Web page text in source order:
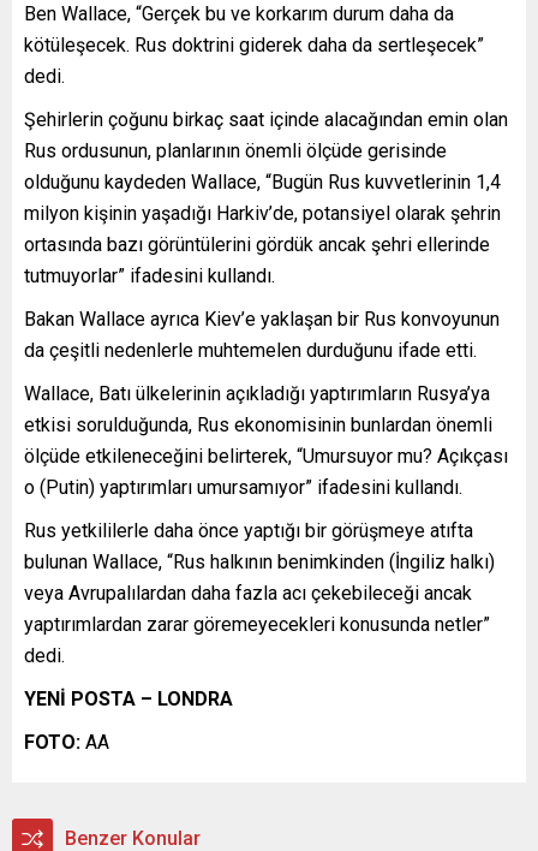
Ben Wallace, “Gerçek bu ve korkarım durum daha da
kötüleşecek. Rus doktrini giderek daha da sertleşecek”
dedi.
Şehirlerin çoğunu birkaç saat içinde alacağından emin olan
Rus ordusunun, planlarının önemli ölçüde gerisinde
olduğunu kaydeden Wallace, “Bugün Rus kuvvetlerinin 1,4
milyon kişinin yaşadığı Harkiv’de, potansiyel olarak şehrin
ortasında bazı görüntülerini gördük ancak şehri ellerinde
tutmuyorlar” ifadesini kullandı.
Bakan Wallace ayrıca Kiev’e yaklaşan bir Rus konvoyunun
da çeşitli nedenlerle muhtemelen durduğunu ifade etti.
Wallace, Batı ülkelerinin açıkladığı yaptırımların Rusya’ya
etkisi sorulduğunda, Rus ekonomisinin bunlardan önemli
ölçüde etkileneceğini belirterek, “Umursuyor mu? Açıkçası
o (Putin) yaptırımları umursamıyor” ifadesini kullandı.
Rus yetkililerle daha önce yaptığı bir görüşmeye atıfta
bulunan Wallace, “Rus halkının benimkinden (İngiliz halkı)
veya Avrupalılardan daha fazla acı çekebileceği ancak
yaptırımlardan zarar göremeyecekleri konusunda netler”
dedi.
YENİ POSTA – LONDRA
FOTO: AA
Benzer Konular